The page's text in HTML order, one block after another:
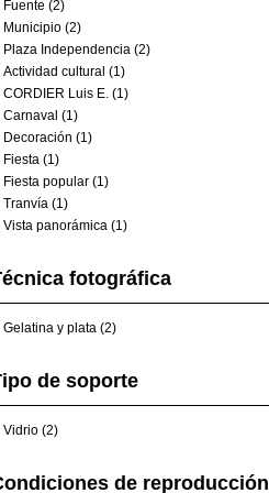
Fuente (2)
Municipio (2)
Plaza Independencia (2)
Actividad cultural (1)
CORDIER Luis E. (1)
Carnaval (1)
Decoración (1)
Fiesta (1)
Fiesta popular (1)
Tranvía (1)
Vista panorámica (1)
fotográfica
Gelatina y plata (2)
de soporte
Vidrio (2)
de reproducción